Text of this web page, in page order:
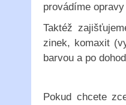
provádíme
Taktéž
zinek, komaxit
barvou a po
Pokud chcete